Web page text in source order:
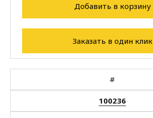
Добавить в корзину
Заказать в один клик
#
100236